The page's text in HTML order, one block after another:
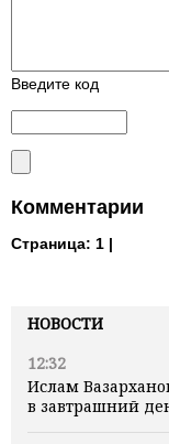
НОВОСТИ
12:32
Ислам
в завтрашний
Введите код
Комментарии
Страница: 1 |